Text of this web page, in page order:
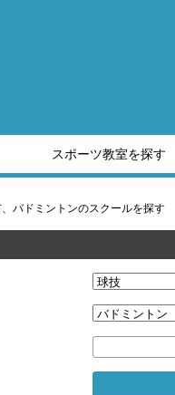
スポーツ教室を探す
バドミントンのスクールを探す